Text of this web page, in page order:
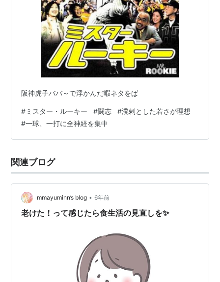
阪神虎子ババ～で浮かんだ暇ネタをば
#ミスター・ルーキー #闘志 #溌剌とした若さが理想
#一球、一打に全神経を集中
関連ブログ
mmayuminn’s blog • 6年前
老けた！って感じたら食生活の見直しを✨